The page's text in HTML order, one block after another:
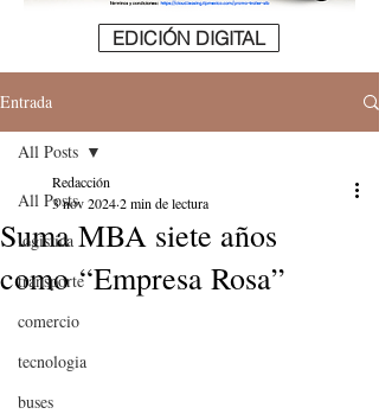
EDICIÓN DIGITAL
Entrada
All Posts
logistica
transporte
comercio
tecnologia
buses
All Posts
Suma MBA siete años
como “Empresa Rosa”
Redacción
3 nov 20242 min de lectura